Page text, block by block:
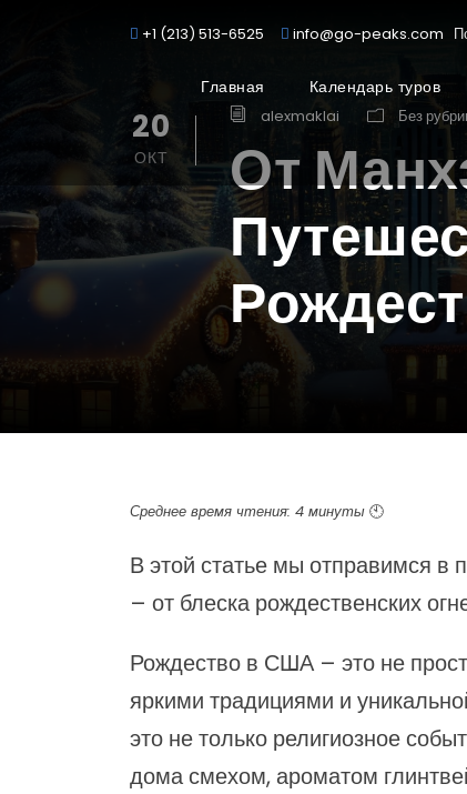
+1 (213) 513-6525 info@go-peaks.com
Главная Календарь туров
20
ОКТ
alexmaklai Без
От
Среднее время чтения: 4 минуты 🕙
В этой статье мы отправимся в
– от блеска рождественских
Рождество в США – это не
яркими традициями и
это не только религиозное
дома смехом, ароматом